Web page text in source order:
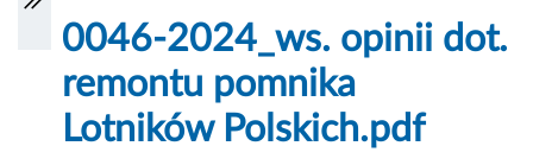
0046-2024_ws. opinii dot.
remontu pomnika
Lotników Polskich.pdf